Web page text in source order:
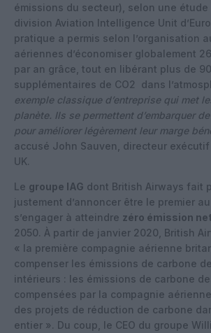
émissions du secteur), selon une
division Aviation Intelligence Unit
pratique a permis selon l’organisation
aériennes d’économiser globalement
par an grâce, tout en libérant plus de
supplémentaires de CO2 dans
exemple classique d’entreprise qui met
planète. Ils se permettent d’embarquer
pour améliorer légèrement leur marge
accusé John Sauven, directeur
UK.
Le groupe IAG dont British Airways fait
justement d’annoncer être le premier
s’engager à atteindre zéro émission
2050. À partir de janvier 2020, British
« la première compagnie aérienne
compenser les émissions de carbone
intérieurs : les émissions de carbone
compensées par la compagnie
des projets de réduction de carbone
entier ». Du coup, le CEO du groupe